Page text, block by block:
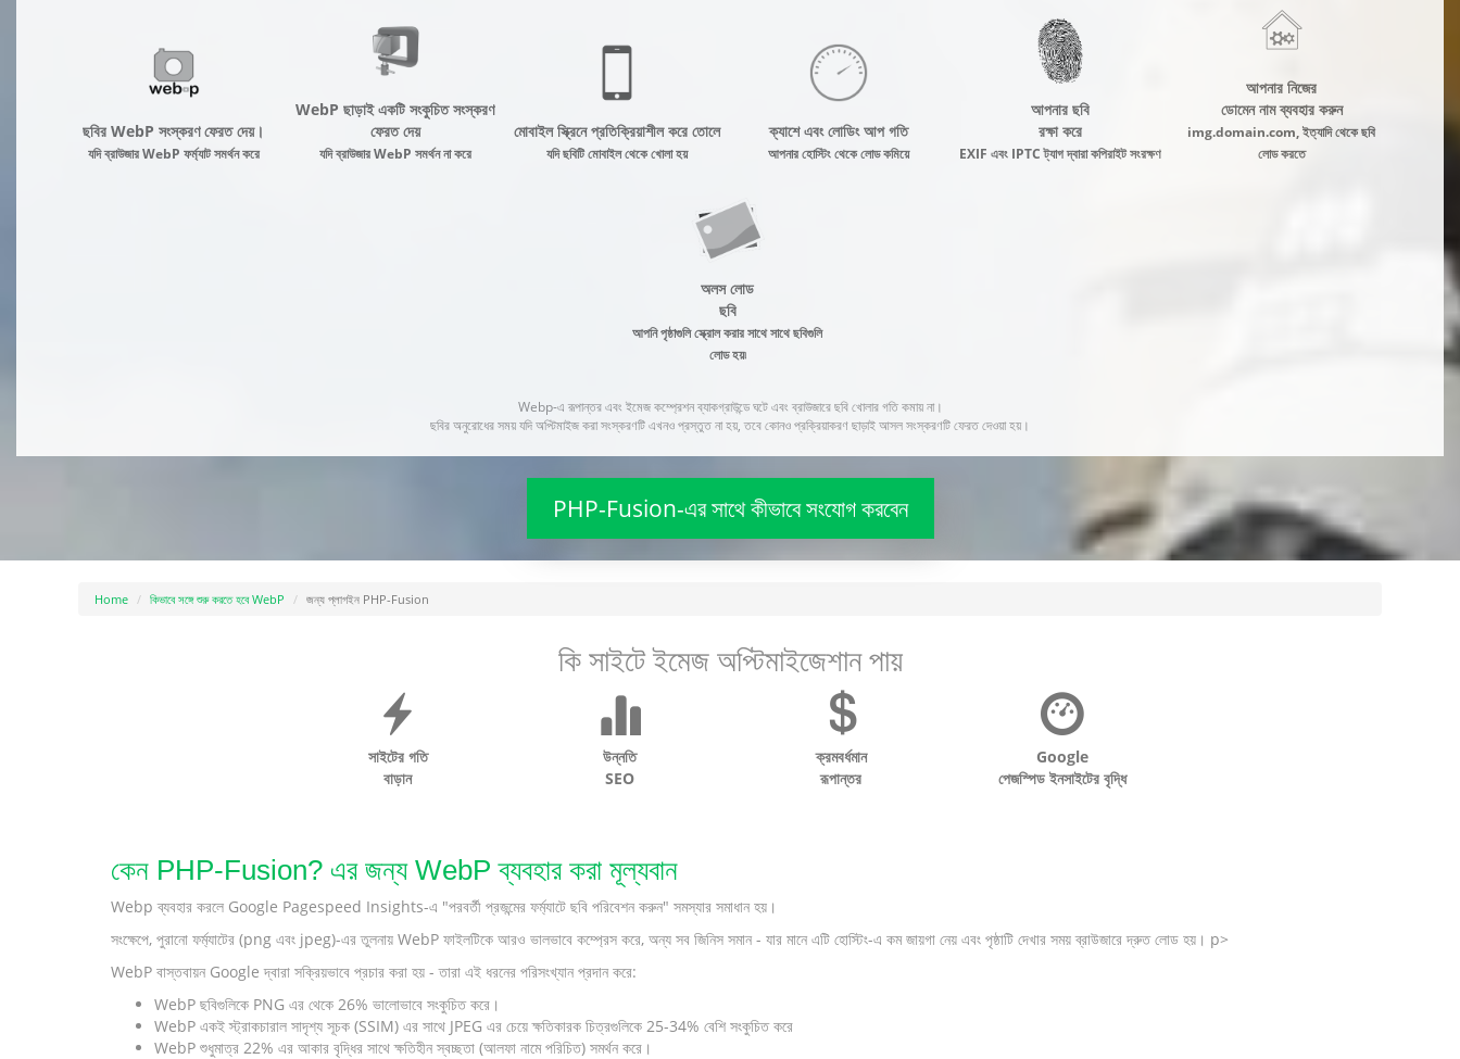
ছবির WebP সংস্করণ ফেরত দেয়।
যদি ব্রাউজার WebP ফর্ম্যাট সমর্থন করে
WebP ছাড়াই একটি সংকুচিত সংস্করণ
ফেরত দেয়
যদি ব্রাউজার WebP সমর্থন না করে
মোবাইল স্ক্রিনে প্রতিক্রিয়াশীল করে তোলে
যদি ছবিটি মোবাইল থেকে খোলা হয়
ক্যাশে এবং লোডিং আপ গতি
আপনার হোস্টিং থেকে লোড কমিয়ে
আপনার ছবি
রক্ষা করে
EXIF এবং IPTC ট্যাগ দ্বারা কপিরাইট সংরক্ষণ
আপনার নিজের
ডোমেন নাম ব্যবহার করুন
img.domain.com, ইত্যাদি থেকে ছবি
লোড করতে
অলস লোড
ছবি
আপনি পৃষ্ঠাগুলি স্ক্রোল করার সাথে সাথে ছবিগুলি
লোড হয়৷
Webp-এ রূপান্তর এবং ইমেজ কম্প্রেশন ব্যাকগ্রাউন্ডে ঘটে এবং ব্রাউজারে ছবি খোলার গতি কমায় না।
ছবির অনুরোধের সময় যদি অপ্টিমাইজ করা সংস্করণটি এখনও প্রস্তুত না হয়, তবে কোনও প্রক্রিয়াকরণ ছাড়াই আসল সংস্করণটি ফেরত দেওয়া হয়।
PHP-Fusion-এর সাথে কীভাবে সংযোগ করবেন
Home কিভাবে সঙ্গে শুরু করতে হবে WebP জন্য প্লাগইন PHP-Fusion
কি সাইটে ইমেজ অপ্টিমাইজেশান পায়
সাইটের গতি
বাড়ান
উন্নতি
SEO
ক্রমবর্ধমান
রূপান্তর
Google
পেজস্পিড ইনসাইটের বৃদ্ধি
কেন PHP-Fusion? এর জন্য WebP ব্যবহার করা মূল্যবান
Webp ব্যবহার করলে Google Pagespeed Insights-এ "পরবর্তী প্রজন্মের ফর্ম্যাটে ছবি পরিবেশন করুন" সমস্যার সমাধান হয়।
সংক্ষেপে, পুরানো ফর্ম্যাটের (png এবং jpeg)-এর তুলনায় WebP ফাইলটিকে আরও ভালভাবে কম্প্রেস করে, অন্য সব জিনিস সমান - যার মানে এটি হোস্টিং-এ কম জায়গা নেয় এবং পৃষ্ঠাটি দেখার সময় ব্রাউজারে দ্রুত লোড হয়। p>
WebP বাস্তবায়ন Google দ্বারা সক্রিয়ভাবে প্রচার করা হয় - তারা এই ধরনের পরিসংখ্যান প্রদান করে:
WebP ছবিগুলিকে PNG এর থেকে 26% ভালোভাবে সংকুচিত করে।
WebP একই স্ট্রাকচারাল সাদৃশ্য সূচক (SSIM) এর সাথে JPEG এর চেয়ে ক্ষতিকারক চিত্রগুলিকে 25-34% বেশি সংকুচিত করে
WebP শুধুমাত্র 22% এর আকার বৃদ্ধির সাথে ক্ষতিহীন স্বচ্ছতা (আলফা নামে পরিচিত) সমর্থন করে।